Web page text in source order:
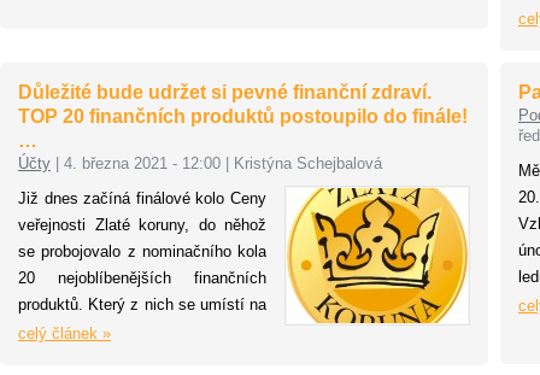
hospodaření s penězi, seznamovat
je se základními typy finančních
produktů a inspirovat je
k podnikání. Česká republika se
připojí v týdnu od 22. do 28.
března 2021.
Důležité bude udržet si pevné finanční zdraví.
TOP 20 finančních produktů postoupilo do finále!
…
Účty 4. března 2021 - 12:00
Kristýna Schejbalová
Již dnes začíná finálové kolo Ceny
veřejnosti Zlaté koruny, do něhož
se probojovalo z nominačního kola
20 nejoblíbenějších finančních
produktů. Který z nich se umístí na
příčkách vítězů, může široká
celý článek »
až